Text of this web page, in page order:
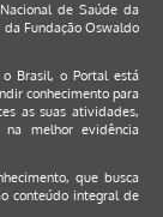
de Saúde da
da Fundação Oswaldo
Brasil, o Portal está
conhecimento para
as suas atividades,
melhor evidência
, que busca
conteúdo integral de